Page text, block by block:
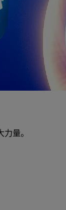
量。